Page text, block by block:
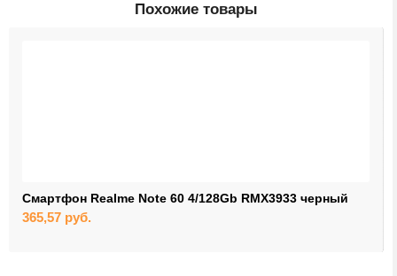
Похожие товары
Смартфон Realme Note 60 4/128Gb RMX3933 черный
365,57 руб.